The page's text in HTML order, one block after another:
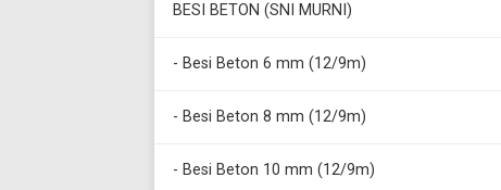
BESI BETON (SNI MURNI)
- Besi Beton 6 mm (12/9m)
- Besi Beton 8 mm (12/9m)
- Besi Beton 10 mm (12/9m)